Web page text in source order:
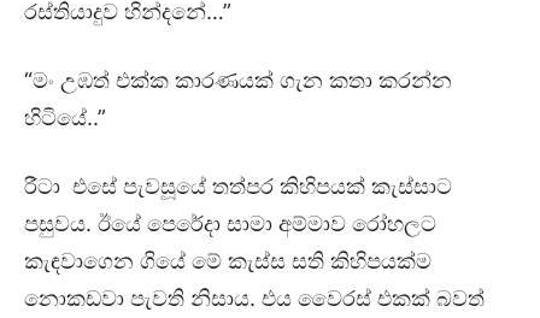
රස්තියාදුව හින්දනේ…”
“මං උඹත් එක්ක කාරණයක් ගැන කතා කරන්න
හිටියේ..”
රීටා එසේ පැවසූයේ තත්පර කිහිපයක් කැස්සාට
පසුවය. ඊයේ පෙරේදා සාමා අම්මාව රෝහලට
කැඳවාගෙන ගියේ මේ කැස්ස සති කිහිපයක්ම
නොකඩවා පැවති නිසාය. එය වෛරස් එකක් බවත්